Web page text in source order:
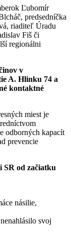
Ľubomír
predsedníčka
riaditeľ Úradu
Fiš či
regionálni
v
A. Hlinku 74 a
kontaktné
miest je
odborných kapacít
prevencie
SR od začiatku
násilie,
svoj